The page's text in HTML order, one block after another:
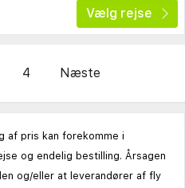
Vælg rejse
4 Næste
af pris kan forekomme i
og endelig bestilling. Årsagen
og/eller at leverandører af fly